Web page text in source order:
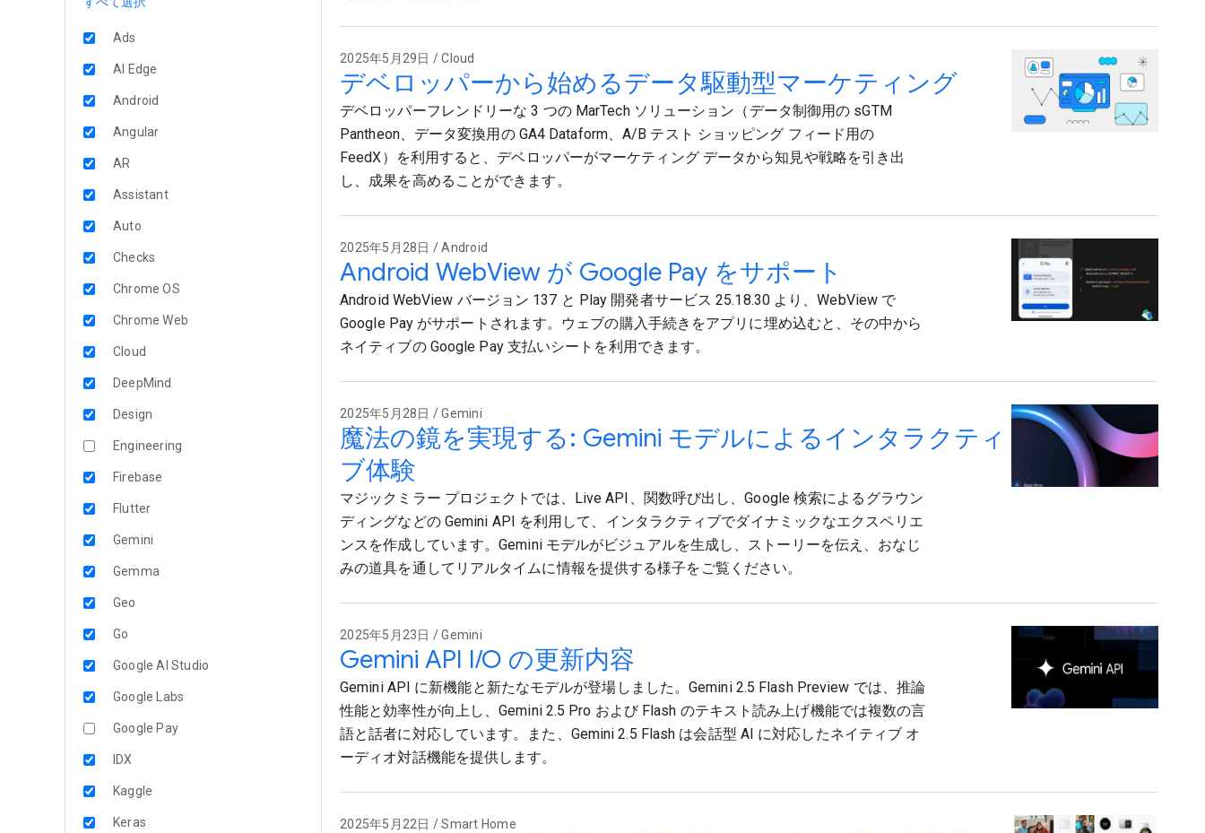
Ads
AI Edge
Android
Angular
AR
Assistant
Auto
Checks
Chrome OS
Chrome Web
Cloud
DeepMind
Design
Engineering
Firebase
Flutter
Gemini
Gemma
Geo
Go
Google AI Studio
Google Labs
Google Pay
IDX
Kaggle
Keras
2025年5月29日 / Cloud
デベロッパーから始めるデータ駆動型マーケティング
デベロッパーフレンドリーな 3 つの MarTech ソリューション（データ制御用の sGTM
Pantheon、データ変換用の GA4 Dataform、A/B テスト ショッピング フィード用の
FeedX）を利用すると、デベロッパーがマーケティング データから知見や戦略を引き出
し、成果を高めることができます。
2025年5月28日 / Android
Android WebView が Google Pay をサポート
Android WebView バージョン 137 と Play 開発者サービス 25.18.30 より、WebView で
Google Pay がサポートされます。ウェブの購入手続きをアプリに埋め込むと、その中から
ネイティブの Google Pay 支払いシートを利用できます。
2025年5月28日 / Gemini
魔法の鏡を実現する: Gemini モデルによるインタラクティ
ブ体験
マジックミラー プロジェクトでは、Live API、関数呼び出し、Google 検索によるグラウン
ディングなどの Gemini API を利用して、インタラクティブでダイナミックなエクスペリエ
ンスを作成しています。Gemini モデルがビジュアルを生成し、ストーリーを伝え、おなじ
みの道具を通してリアルタイムに情報を提供する様子をご覧ください。
2025年5月23日 / Gemini
Gemini API I/O の更新内容
Gemini API に新機能と新たなモデルが登場しました。Gemini 2.5 Flash Preview では、推論
性能と効率性が向上し、Gemini 2.5 Pro および Flash のテキスト読み上げ機能では複数の言
語と話者に対応しています。また、Gemini 2.5 Flash は会話型 AI に対応したネイティブ オ
ーディオ対話機能を提供します。
2025年5月22日 / Smart Home